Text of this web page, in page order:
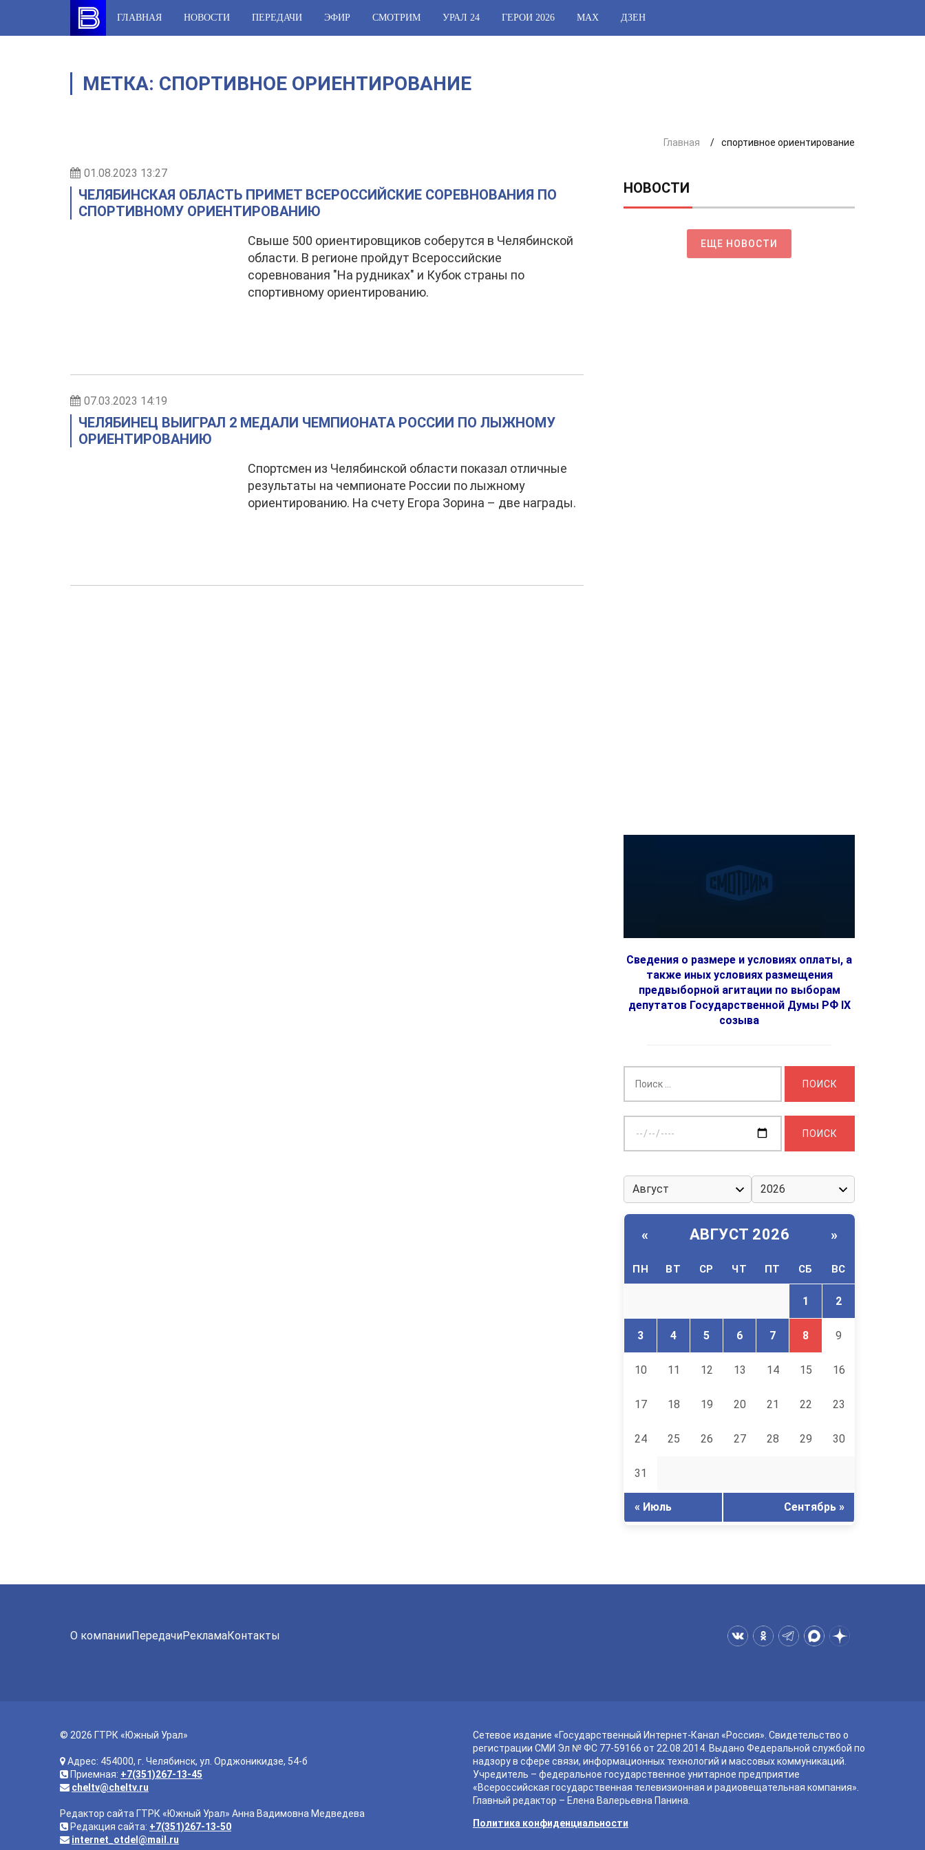
content
ГЛАВНАЯ НОВОСТИ ПЕРЕДАЧИ ЭФИР СМОТРИМ УРАЛ 24 ГЕРОИ 2026 МАХ ДЗЕН
МЕТКА: СПОРТИВНОЕ ОРИЕНТИРОВАНИЕ
Главная спортивное ориентирование
01.08.2023 13:27
ЧЕЛЯБИНСКАЯ ОБЛАСТЬ ПРИМЕТ ВСЕРОССИЙСКИЕ СОРЕВНОВАНИЯ ПО
СПОРТИВНОМУ ОРИЕНТИРОВАНИЮ
Свыше 500 ориентировщиков соберутся в Челябинской
области. В регионе пройдут Всероссийские
соревнования "На рудниках" и Кубок страны по
спортивному ориентированию.
07.03.2023 14:19
ЧЕЛЯБИНЕЦ ВЫИГРАЛ 2 МЕДАЛИ ЧЕМПИОНАТА РОССИИ ПО ЛЫЖНОМУ
ОРИЕНТИРОВАНИЮ
Спортсмен из Челябинской области показал отличные
результаты на чемпионате России по лыжному
ориентированию. На счету Егора Зорина – две награды.
НОВОСТИ
ЕЩЕ НОВОСТИ
Сведения о размере и условиях оплаты, а
также иных условиях размещения
предвыборной агитации по выборам
депутатов Государственной Думы РФ IX
созыва
дату:
« АВГУСТ 2026 »
ПН ВТ СР ЧТ ПТ СБ ВС
1 2
3 4 5 6 7 8 9
10 11 12 13 14 15 16
17 18 19 20 21 22 23
24 25 26 27 28 29 30
31
« Июль Сентябрь »
О компанииПередачиРекламаКонтакты
© 2026 ГТРК «Южный Урал»
Адрес: 454000, г. Челябинск, ул. Орджоникидзе, 54-б
Приемная: +7(351)267-13-45
cheltv@cheltv.ru
Редактор сайта ГТРК «Южный Урал» Анна Вадимовна Медведева
Редакция сайта: +7(351)267-13-50
internet_otdel@mail.ru
Сетевое издание «Государственный Интернет-Канал «Россия». Свидетельство о
регистрации СМИ Эл № ФС 77-59166 от 22.08.2014. Выдано Федеральной службой по
надзору в сфере связи, информационных технологий и массовых коммуникаций.
Учредитель – федеральное государственное унитарное предприятие
«Всероссийская государственная телевизионная и радиовещательная компания».
Главный редактор – Елена Валерьевна Панина.
Политика конфиденциальности